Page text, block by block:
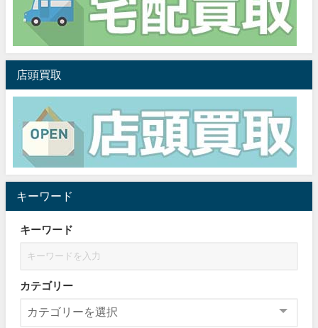
店頭買取
キーワード
キーワード
カテゴリー